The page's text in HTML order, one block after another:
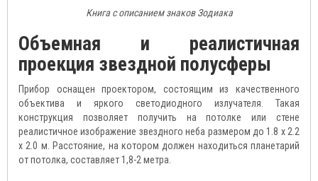
Книга с описанием знаков Зодиака
Объемная и реалистичная
проекция звездной полусферы
Прибор оснащен проектором, состоящим из качественного
объектива и яркого светодиодного излучателя. Такая
конструкция позволяет получить на потолке или стене
реалистичное изображение звездного неба размером до 1.8 х 2.2
х 2.0 м. Расстояние, на котором должен находиться планетарий
от потолка, составляет 1,8-2 метра.